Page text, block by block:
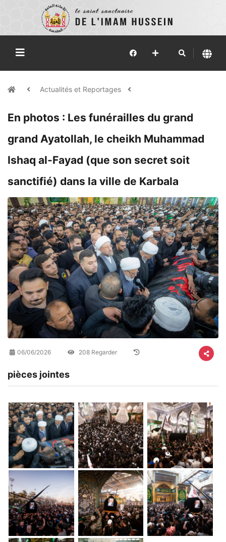
Actualités et Reportages
​En photos : Les funérailles du grand
grand Ayatollah, le cheikh Muhammad
Ishaq al-Fayad (que son secret soit
sanctifié) dans la ville de Karbala
06/06/2026 208 Regarder
pièces jointes